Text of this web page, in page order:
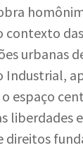
contexto
urbanas
Industrial,
espaço
liberdades
direitos